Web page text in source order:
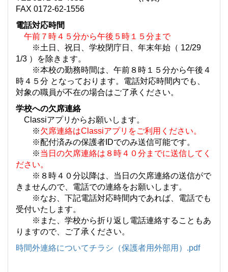
FAX 0172-62-1556
電話対応時間
午前７時４５分から午後５時１５分まで
※土日、祝日、学校閉庁日、年末年始（ 12/29
1/3 ）を除きます。
※本校の勤務時間は、午前８時１５分から午後４
時４５分 となっております。電話対応時間内でも、
対象の職員が不在の場合はご了承ください。
学校への欠席連絡
Classiアプリからお願いします。
※欠席連絡はClassiアプリをご利用ください。
※配付済みの保護者IDでのみ送信可能です。
※当日の欠席連絡は８時４０分までに送信してく
ださい。
※８時４０分以降は、当日の欠席連絡の送信がで
きませんので、電話での連絡をお願いします。
※なお、下記電話対応時間内であれば、電話でも
受付いたします。
※また、学校から折り返し電話連絡することもあ
りますので、ご了承ください。
時間外連絡についてチラシ（保護者用外部用）.pdf